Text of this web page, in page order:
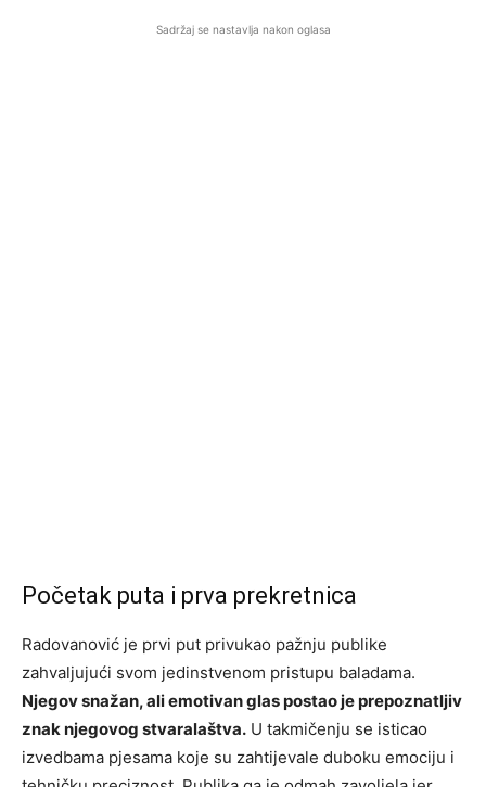
Sadržaj se nastavlja nakon oglasa
Početak puta i prva prekretnica
Radovanović je prvi put privukao pažnju publike
zahvaljujući svom jedinstvenom pristupu baladama.
Njegov snažan, ali emotivan glas postao je prepoznatljiv
znak njegovog stvaralaštva. U takmičenju se isticao
izvedbama pjesama koje su zahtijevale duboku emociju i